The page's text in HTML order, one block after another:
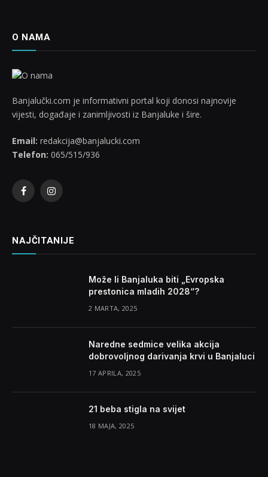
O NAMA
Banjalučki.com je informativni portal koji donosi najnovije
vijesti, događaje i zanimljivosti iz Banjaluke i šire.
Email: redakcija@banjalucki.com
Telefon: 065/515/936
FacebookInstagram
NAJČITANIJE
Može li Banjaluka biti „Evropska
prestonica mladih 2028“?
2 MARTA, 2025
Naredne sedmice velika akcija
dobrovoljnog darivanja krvi u Banjaluci
17 APRILA, 2025
21 beba stigla na svijet
18 MAJA, 2025